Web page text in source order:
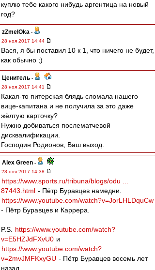
куплю тебе какого нибудь аргентица на новый
год?
zZmeIOka -
28 ноя 2017 14:44
Вася, я бы поставил 10 к 1, что ничего не будет,
как обычно ;)
Ценитель -
28 ноя 2017 14:41
Какая-то питерская блядь сломала нашего
вице-капитана и не получила за это даже
жёлтую карточку?
Нужно добиваться послематчевой
дисквалификации.
Господин Родионов, Ваш выход.
Alex Green -
28 ноя 2017 14:38
https://www.sports.ru/tribuna/blogs/odu ...
87443.html - Пётр Буравцев намедни.
https://www.youtube.com/watch?v=JorLHLDquCw
- Пётр Буравцев и Каррера.
P.S.
https://www.youtube.com/watch?
v=E5HZJdFXvU0 и
https://www.youtube.com/watch?
v=2mvJMFKxyGU - Пётр Буравцев восемь лет
назад...